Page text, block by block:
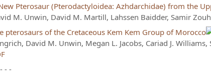
Pterosaur (Pterodactyloidea: Azhdarchidae) from the
M. Unwin, David M. Martill, Lahssen Baidder, Samir
pterosaurs of the Cretaceous Kem Kem Group of Morocco
David M. Unwin, Megan L. Jacobs, Cariad J.
- -